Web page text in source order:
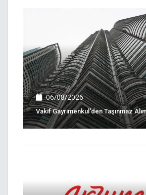
06/08/2026
Vakıf Gayrimenkul'den Taşınmaz